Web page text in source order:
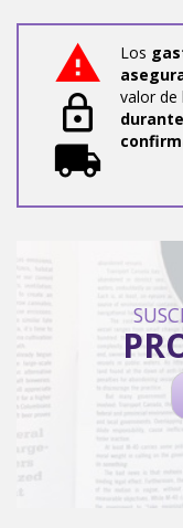
Los
valor de